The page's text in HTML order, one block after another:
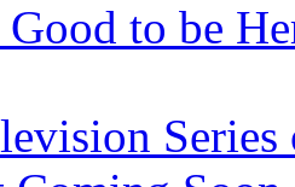
to be